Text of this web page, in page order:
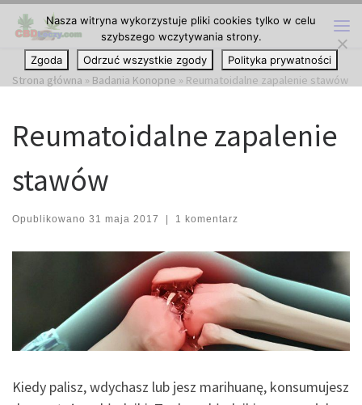
Przejdź do treści
Strona główna » Badania Konopne » Reumatoidalne zapalenie stawów
Reumatoidalne zapalenie
stawów
Opublikowano 31 maja 2017 | 1 komentarz
Kiedy palisz, wdychasz lub jesz marihuanę, konsumujesz
Nasza witryna wykorzystuje pliki cookies tylko w celu
szybszego wczytywania strony.
Zgoda
Odrzuć wszystkie zgody Polityka prywatności